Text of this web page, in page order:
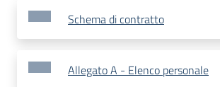
Schema di contratto
Allegato A - Elenco personale